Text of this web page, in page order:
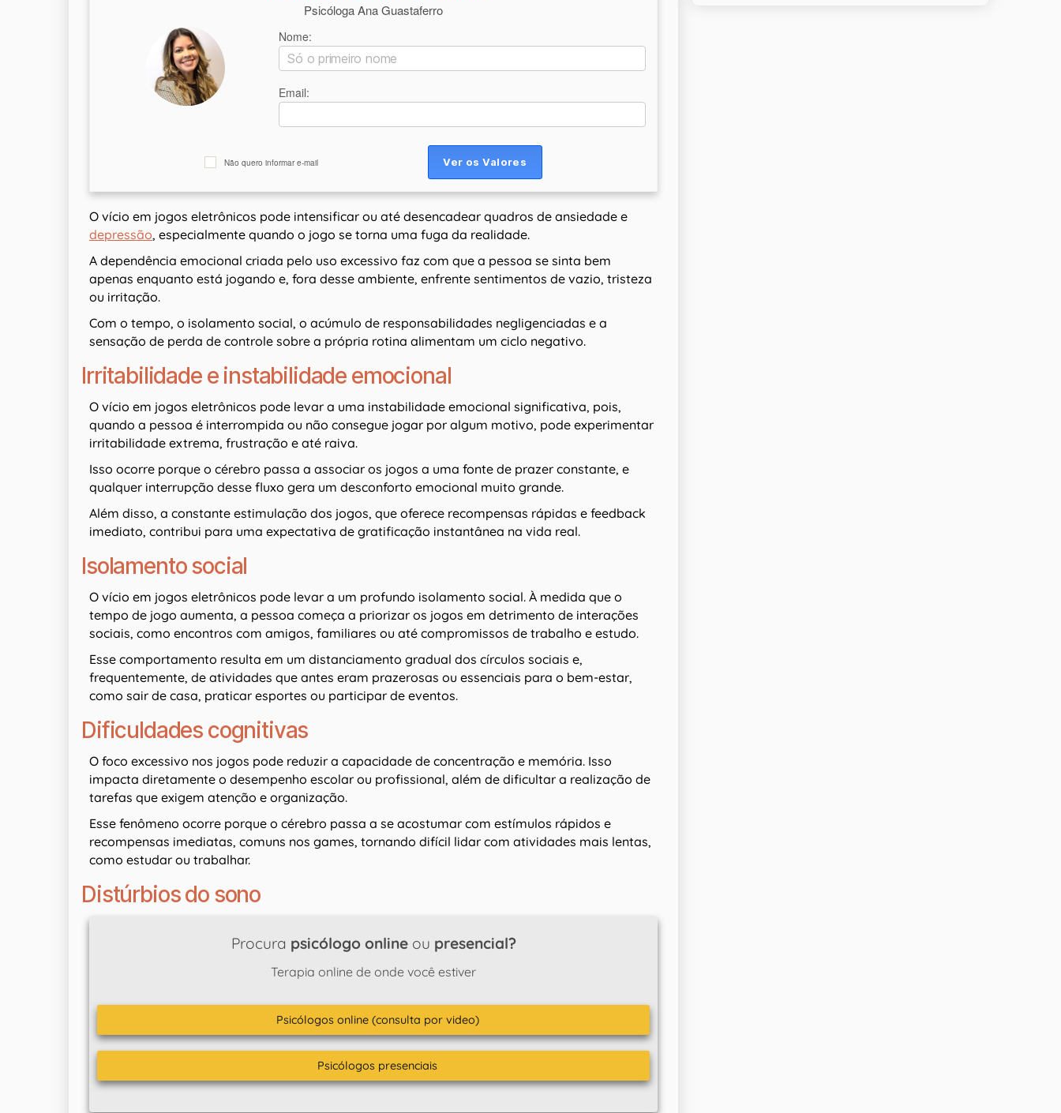
Psicóloga Ana Guastaferro
Nome:
Email:
Não quero informar e-mail
O vício em jogos eletrônicos pode intensificar ou até desencadear quadros de ansiedade e
depressão, especialmente quando o jogo se torna uma fuga da realidade.
A dependência emocional criada pelo uso excessivo faz com que a pessoa se sinta bem
apenas enquanto está jogando e, fora desse ambiente, enfrente sentimentos de vazio, tristeza
ou irritação.
Com o tempo, o isolamento social, o acúmulo de responsabilidades negligenciadas e a
sensação de perda de controle sobre a própria rotina alimentam um ciclo negativo.
Irritabilidade e instabilidade emocional
O vício em jogos eletrônicos pode levar a uma instabilidade emocional significativa, pois,
quando a pessoa é interrompida ou não consegue jogar por algum motivo, pode experimentar
irritabilidade extrema, frustração e até raiva.
Isso ocorre porque o cérebro passa a associar os jogos a uma fonte de prazer constante, e
qualquer interrupção desse fluxo gera um desconforto emocional muito grande.
Além disso, a constante estimulação dos jogos, que oferece recompensas rápidas e feedback
imediato, contribui para uma expectativa de gratificação instantânea na vida real.
Isolamento social
O vício em jogos eletrônicos pode levar a um profundo isolamento social. À medida que o
tempo de jogo aumenta, a pessoa começa a priorizar os jogos em detrimento de interações
sociais, como encontros com amigos, familiares ou até compromissos de trabalho e estudo.
Esse comportamento resulta em um distanciamento gradual dos círculos sociais e,
frequentemente, de atividades que antes eram prazerosas ou essenciais para o bem-estar,
como sair de casa, praticar esportes ou participar de eventos.
Dificuldades cognitivas
O foco excessivo nos jogos pode reduzir a capacidade de concentração e memória. Isso
impacta diretamente o desempenho escolar ou profissional, além de dificultar a realização de
tarefas que exigem atenção e organização.
Esse fenômeno ocorre porque o cérebro passa a se acostumar com estímulos rápidos e
recompensas imediatas, comuns nos games, tornando difícil lidar com atividades mais lentas,
como estudar ou trabalhar.
Distúrbios do sono
Procura psicólogo onlineou presencial?
Terapia online de onde você estiver
Psicólogos online (consulta por video)
Psicólogos presenciais